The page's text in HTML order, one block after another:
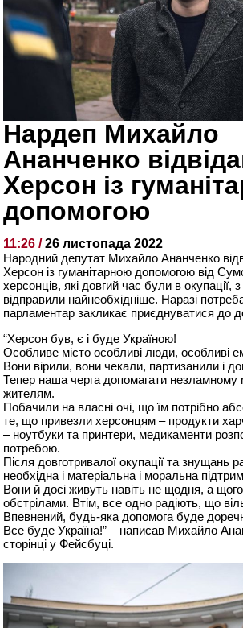
Нардеп Михайло
Ананченко
Херсон із
допомогою
11:26 /26 листопада 2022
Народний депутат Михайло Ананченко
Херсон із гуманітарною допомогою від
херсонців, які довгий час були в
відправили найнеобхідніше. Наразі
парламентар закликає приєднуватися до
“Херсон був, є і буде Україною!
Особливе місто особливі люди, особливі
Вони вірили, вони чекали, партизанили і
Тепер наша черга допомагати незламному
жителям.
Побачили на власні очі, що їм потрібно
те, що привезли херсонцям – продукти
– ноутбуки та принтери, медикаменти
потребою.
Після довготривалої окупації та знущань
необхідна і матеріальна і моральна
Вони й досі живуть навіть не щодня, а
обстрілами. Втім, все одно радіють, що
Впевнений, будь-яка допомога буде
Все буде Україна!” – написав Михайло
сторінці у Фейсбуці.